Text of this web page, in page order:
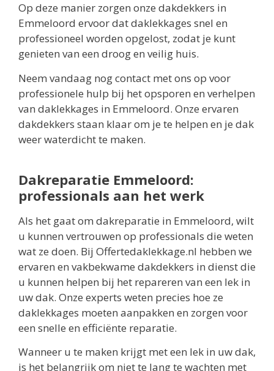
Op deze manier zorgen onze dakdekkers in
Emmeloord ervoor dat daklekkages snel en
professioneel worden opgelost, zodat je kunt
genieten van een droog en veilig huis.
Neem vandaag nog contact met ons op voor
professionele hulp bij het opsporen en verhelpen
van daklekkages in Emmeloord. Onze ervaren
dakdekkers staan klaar om je te helpen en je dak
weer waterdicht te maken.
Dakreparatie Emmeloord:
professionals aan het werk
Als het gaat om dakreparatie in Emmeloord, wilt
u kunnen vertrouwen op professionals die weten
wat ze doen. Bij Offertedaklekkage.nl hebben we
ervaren en vakbekwame dakdekkers in dienst die
u kunnen helpen bij het repareren van een lek in
uw dak. Onze experts weten precies hoe ze
daklekkages moeten aanpakken en zorgen voor
een snelle en efficiënte reparatie.
Wanneer u te maken krijgt met een lek in uw dak,
is het belangrijk om niet te lang te wachten met